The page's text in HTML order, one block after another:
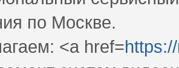
по Москве.
<a href=